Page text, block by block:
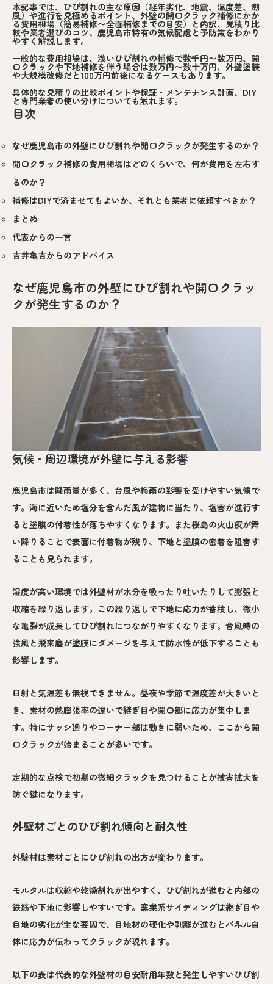
本記事では、ひび割れの主な原因（経年劣化、地震、温度差、潮
風）や進行を見極めるポイント、外壁の開口クラック補修にかか
る費用相場（簡易補修〜全面補修までの目安）と内訳、見積り比
較や業者選びのコツ、鹿児島市特有の気候配慮と予防策をわかり
やすく解説します。
一般的な費用相場は、浅いひび割れの補修で数千円〜数万円、開
口クラックや下地補修を伴う場合は数万円〜数十万円、外壁塗装
や大規模改修だと100万円前後になるケースもあります。
具体的な見積りの比較ポイントや保証・メンテナンス計画、DIY
と専門業者の使い分けについても触れます。
目次
なぜ鹿児島市の外壁にひび割れや開口クラックが発生するのか？
開口クラック補修の費用相場はどのくらいで、何が費用を左右す
るのか？
補修はDIYで済ませてもよいか、それとも業者に依頼すべきか？
まとめ
代表からの一言
吉井亀吉からのアドバイス
なぜ鹿児島市の外壁にひび割れや開口クラッ
クが発生するのか？
気候・周辺環境が外壁に与える影響
鹿児島市は降雨量が多く、台風や梅雨の影響を受けやすい気候で
す。海に近いため塩分を含んだ風が建物に当たり、塩害が進行す
ると塗膜の付着性が落ちやすくなります。また桜島の火山灰が舞
い降りることで表面に付着物が残り、下地と塗膜の密着を阻害す
ることも見られます。
湿度が高い環境では外壁材が水分を吸ったり吐いたりして膨張と
収縮を繰り返します。この繰り返しで下地に応力が蓄積し、微小
な亀裂が成長してひび割れにつながりやすくなります。台風時の
強風と飛来塵が塗膜にダメージを与えて防水性が低下することも
影響します。
日射と気温差も無視できません。昼夜や季節で温度差が大きいと
き、素材の熱膨張率の違いで継ぎ目や開口部に応力が集中しま
す。特にサッシ廻りやコーナー部は動きに弱いため、ここから開
口クラックが始まることが多いです。
定期的な点検で初期の微細クラックを見つけることが被害拡大を
防ぐ鍵になります。
外壁材ごとのひび割れ傾向と耐久性
外壁材は素材ごとにひび割れの出方が変わります。
モルタルは収縮や乾燥割れが出やすく、ひび割れが進むと内部の
鉄筋や下地に影響しやすいです。窯業系サイディングは継ぎ目や
目地の劣化が主な要因で、目地材の硬化や剥離が進むとパネル自
体に応力が伝わってクラックが現れます。
以下の表は代表的な外壁材の目安耐用年数と発生しやすいひび割